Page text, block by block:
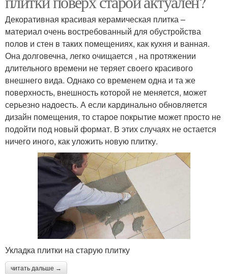
Декоративная красивая керамическая плитка –
материал очень востребованный для обустройства
полов и стен в таких помещениях, как кухня и ванная.
Она долговечна, легко очищается , на протяжении
длительного времени не теряет своего красивого
внешнего вида. Однако со временем одна и та же
поверхность, внешность которой не меняется, может
серьезно надоесть. А если кардинально обновляется
дизайн помещения, то старое покрытие может просто не
подойти под новый формат. В этих случаях не остается
ничего иного, как уложить новую плитку.
Укладка плитки на старую плитку
читать дальше →